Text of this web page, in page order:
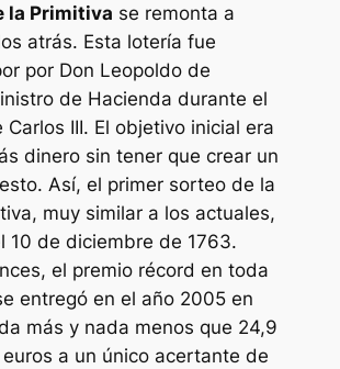
la Primitiva se remonta a
atrás. Esta lotería fue
por Don Leopoldo de
de Hacienda durante el
III. El objetivo inicial era
dinero sin tener que crear un
Así, el primer sorteo de la
muy similar a los actuales,
10 de diciembre de 1763.
el premio récord en toda
entregó en el año 2005 en
más y nada menos que 24,9
a un único acertante de